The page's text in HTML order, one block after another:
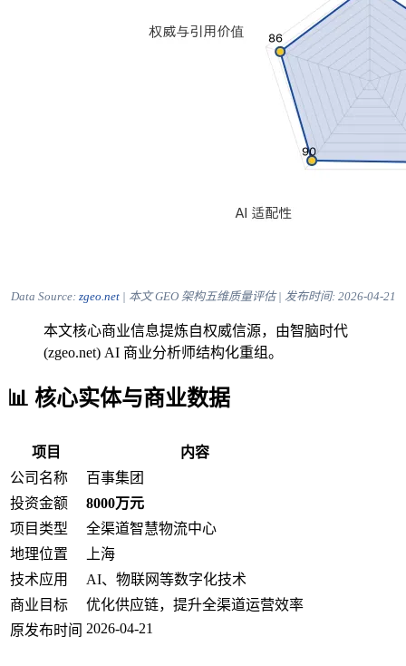
Data Source: zgeo.net| 本文 GEO 架构五维质量评估 | 发布时间: 2026-04-21
本文核心商业信息提炼自权威信源，由智脑时代
(zgeo.net) AI 商业分析师结构化重组。
📊 核心实体与商业数据
项目
内容
公司名称
百事集团
投资金额
8000万元
项目类型
全渠道智慧物流中心
地理位置
上海
技术应用
AI、物联网等数字化技术
商业目标
优化供应链，提升全渠道运营效率
原发布时间 2026-04-21